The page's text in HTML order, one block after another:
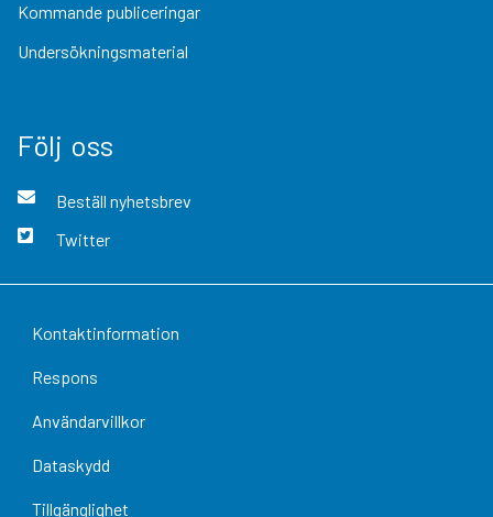
Kommande publiceringar
Undersökningsmaterial
Följ oss
Beställ nyhetsbrev
Twitter
Kontaktinformation
Respons
Användarvillkor
Dataskydd
Tillgänglighet